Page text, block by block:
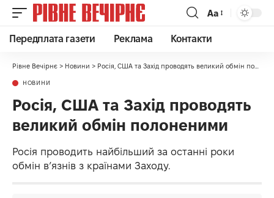
Аа
Передплата газети Реклама Контакти
Рівне Вечірнє > Новини > Росія, США та Захід проводять великий обмін полоненими
НОВИНИ
Росія, США та Захід проводять
великий обмін полоненими
Росія проводить найбільший за останні роки
обмін в’язнів з країнами Заходу.